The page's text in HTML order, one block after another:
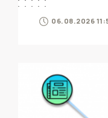
06.08.2026